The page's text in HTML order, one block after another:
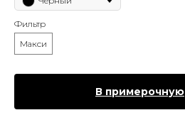
Фильтр
Макси
В примерочную